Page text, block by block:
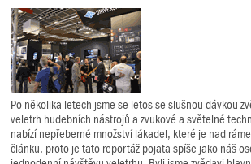
Po několika letech jsme se letos se slušnou dávkou
veletrh hudebních nástrojů a zvukové a světelné
nabízí nepřeberné množství lákadel, které je nad
článku, proto je tato reportáž pojata spíše jako náš